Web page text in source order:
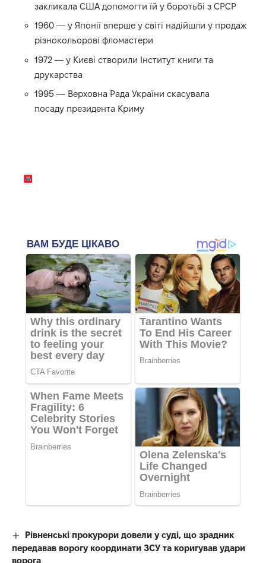
закликала США допомогти їй у боротьбі з СРСР
1960 — у Японії вперше у світі надійшли у продаж
різнокольорові фломастери
1972 — у Києві створили Інститут книги та
друкарства
1995 — Верховна Рада України скасувала
посаду президента Криму
Рівненські прокурори довели у суді, що зрадник
передавав ворогу координати ЗСУ та коригував удари
ворога